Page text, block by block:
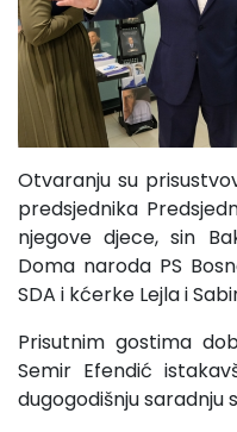
Otvaranju su
predsjednika
njegove djece, sin
Doma naroda PS
SDA i kćerke Lejla i
Prisutnim gostima
Semir Efendić
dugogodišnju saradnju